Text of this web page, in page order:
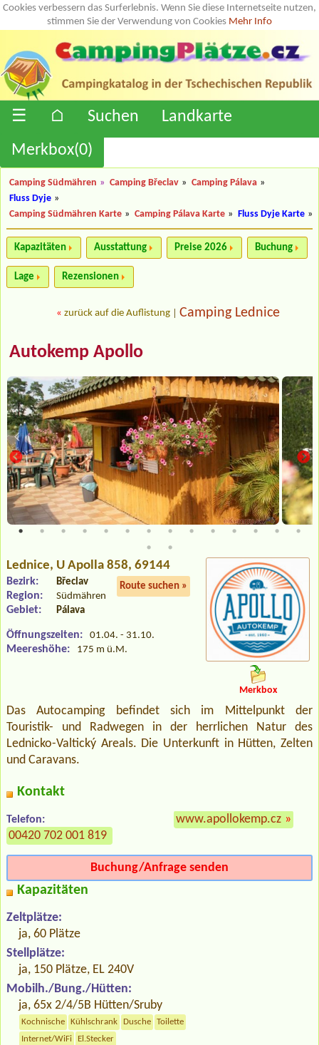
Cookies verbessern das Surferlebnis. Wenn Sie diese Internetseite nutzen,
stimmen Sie der Verwendung von Cookies Mehr Info
☰ ⌂ Suchen
Landkarte
Merkbox(0)
Camping Südmähren » Camping Břeclav » Camping Pálava »
Fluss Dyje »
Camping Südmähren Karte » Camping Pálava Karte » Fluss Dyje Karte »
Kapazitäten Ausstattung Preise 2026 Buchung
Lage Rezensionen
« zurück auf die Auflistung Camping Lednice
Autokemp Apollo
Lednice, U Apolla 858, 69144
Route suchen »
Bezirk: Břeclav
Region: Südmähren
Gebiet: Pálava
Öffnungszeiten: 01.04. - 31.10.
Meereshöhe: 175 m ü.M.
Merkbox
Das Autocamping befindet sich im Mittelpunkt der
Touristik- und Radwegen in der herrlichen Natur des
Lednicko-Valtický Areals. Die Unterkunft in Hütten, Zelten
und Caravans.
Kontakt
Telefon:
00420 702 001 819
www.apollokemp.cz »
Buchung/Anfrage senden
Kapazitäten
Zeltplätze:
ja, 60 Plätze
Stellplätze:
ja, 150 Plätze, EL 240V
Mobilh./Bung./Hütten:
ja, 65x 2/4/5B Hütten/Sruby
Kochnische Kühlschrank Dusche
Toilette
Internet/WiFi
El.Stecker